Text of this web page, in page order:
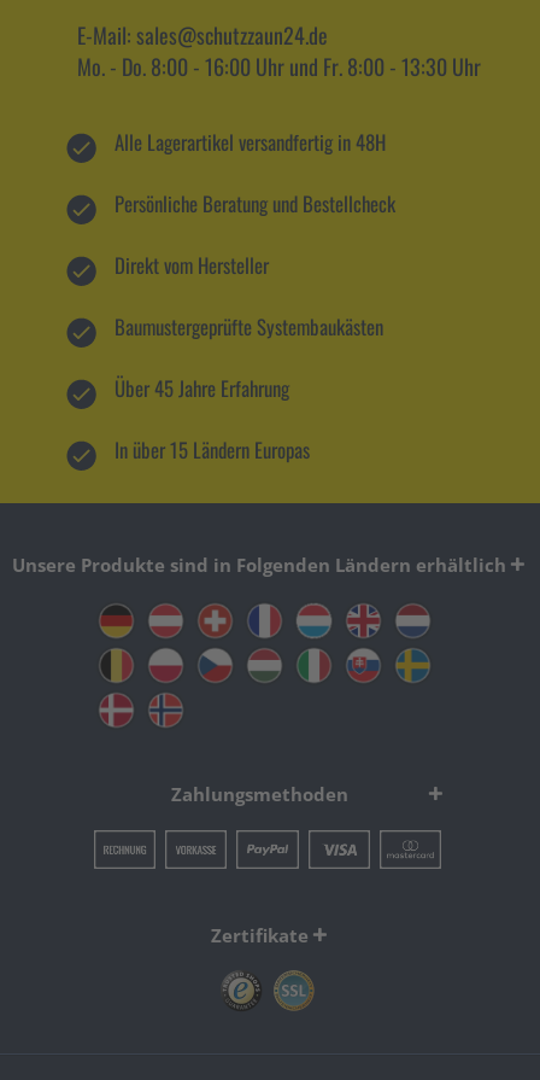
E-Mail: sales@schutzzaun24.de
Mo. - Do. 8:00 - 16:00 Uhr und Fr. 8:00 - 13:30 Uhr
Alle Lagerartikel versandfertig in 48H
Persönliche Beratung und Bestellcheck
Direkt vom Hersteller
Baumustergeprüfte Systembaukästen
Über 45 Jahre Erfahrung
In über 15 Ländern Europas
Unsere Produkte sind in Folgenden Ländern erhältlich
Zahlungsmethoden
Zertifikate